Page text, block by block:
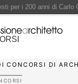
CONCORSI DI
per i 200 anni di
di Nicotera si tinge di
è legge, le
per il lungomare di